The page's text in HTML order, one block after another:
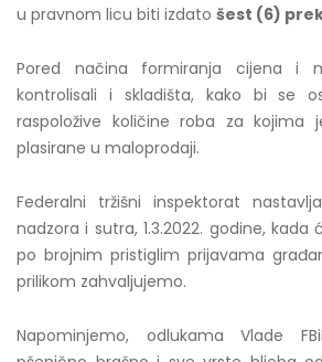
u pravnom licu biti izdato šest (6)
Pored načina formiranja cijena i
kontrolisali i skladišta, kako bi se
raspoložive količine roba za kojima
plasirane u maloprodaji.
Federalni tržišni inspektorat
nadzora i sutra, 1.3.2022. godine,
po brojnim pristiglim prijavama
prilikom zahvaljujemo.
Napominjemo, odlukama Vlade